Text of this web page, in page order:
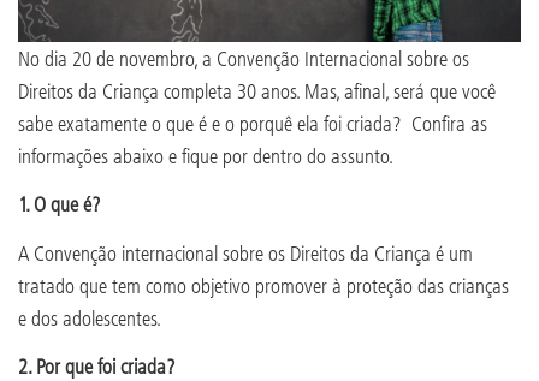
No dia 20 de novembro, a Convenção Internacional sobre os
Direitos da Criança completa 30 anos. Mas, afinal, será que você
sabe exatamente o que é e o porquê ela foi criada? Confira as
informações abaixo e fique por dentro do assunto.
1. O que é?
A Convenção internacional sobre os Direitos da Criança é um
tratado que tem como objetivo promover à proteção das crianças
e dos adolescentes.
2. Por que foi criada?